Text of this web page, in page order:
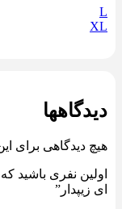
L
XL
دیدگاهها
هیچ دیدگاهی برای
اولین نفری باشید
ای زیپدار”